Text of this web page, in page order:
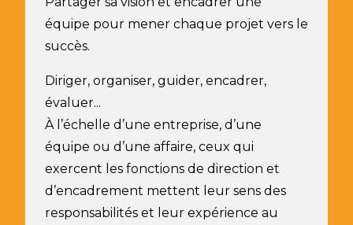
équipe pour mener chaque projet vers le
succès.
Diriger, organiser, guider, encadrer,
évaluer...
À l’échelle d’une entreprise, d’une
équipe ou d’une affaire, ceux qui
exercent les fonctions de direction et
d’encadrement mettent leur sens des
responsabilités et leur expérience au